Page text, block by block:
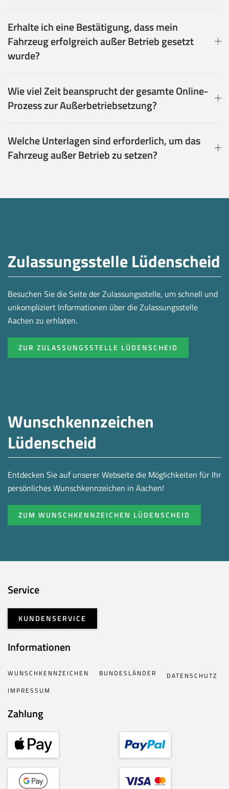
Erhalte ich eine Bestätigung, dass mein
Fahrzeug erfolgreich außer Betrieb gesetzt
wurde?
Wie viel Zeit beansprucht der gesamte Online-
Prozess zur Außerbetriebsetzung?
Welche Unterlagen sind erforderlich, um das
Fahrzeug außer Betrieb zu setzen?
Zulassungsstelle Lüdenscheid
Besuchen Sie die Seite der Zulassungsstelle, um schnell und
unkompliziert Informationen über die Zulassungsstelle
Aachen zu erhlaten.
ZUR ZULASSUNGSSTELLE LÜDENSCHEID
Wunschkennzeichen
Lüdenscheid
Entdecken Sie auf unserer Webseite die Möglichkeiten für Ihr
persönliches Wunschkennzeichen in Aachen!
ZUM WUNSCHKENNZEICHEN LÜDENSCHEID
Service
KUNDENSERVICE
Informationen
WUNSCHKENNZEICHEN BUNDESLÄNDER
DATENSCHUTZ
IMPRESSUM
Zahlung